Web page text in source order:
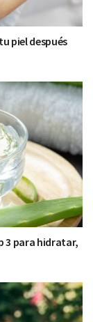
piel después
3 para hidratar,